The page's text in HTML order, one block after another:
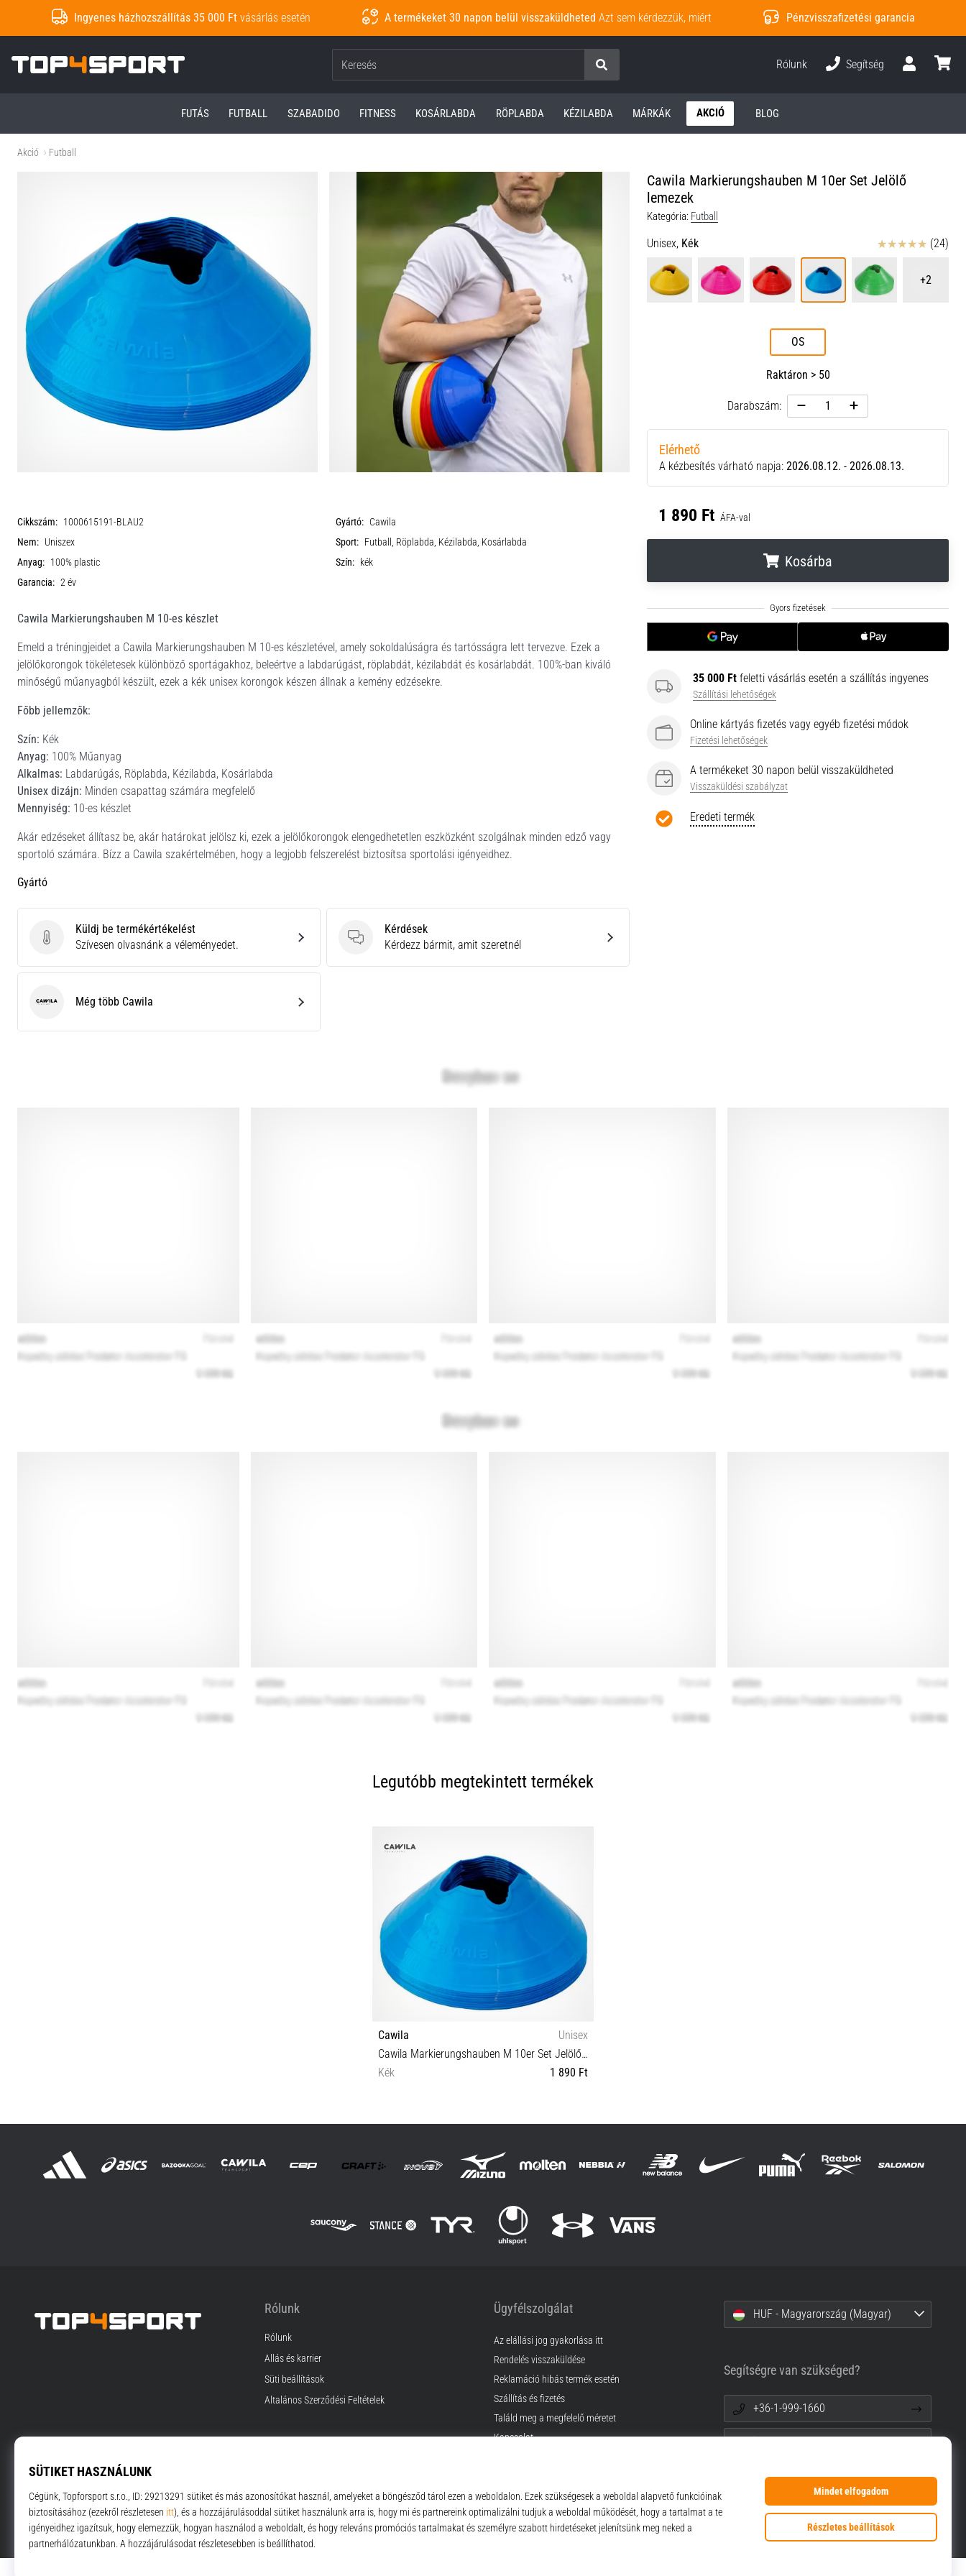
Ingyenes házhozszállítás 35 000 Ft vásárlás esetén A termékeket 30 napon belül visszaküldheted Azt sem kérdezzük, miért Pénzvisszafizetési garancia
Top4Sport.hu
Keresés
Rólunk
Segítség
FUTÁS FUTBALL SZABADIDO FITNESS KOSÁRLABDA RÖPLABDA KÉZILABDA MÁRKÁK AKCIÓ BLOG
Akció Futball
Cawila Markierungshauben M 10er Set Jelölő
lemezek
Kategória: Futball
Unisex, Kék Értékelés (24)
+2
OS
Raktáron > 50
Darabszám:
Elérhető
A kézbesítés várható napja: 2026.08.12. - 2026.08.13.
1 890 Ft ÁFA-val
Kosárba
..
35 000 Ft feletti vásárlás esetén a szállítás ingyenes
Szállítási lehetőségek
Online kártyás fizetés vagy egyéb fizetési módok
Fizetési lehetőségek
A termékeket 30 napon belül visszaküldheted
Visszaküldési szabályzat
Eredeti termék
Cikkszám: 1000615191-BLAU2 Gyártó: Cawila
Nem: Uniszex Sport: Futball, Röplabda, Kézilabda, Kosárlabda
Anyag: 100% plastic Szín: kék
Garancia: 2 év
Cawila Markierungshauben M 10-es készlet
Emeld a tréningjeidet a Cawila Markierungshauben M 10-es készletével, amely sokoldalúságra és tartósságra lett tervezve. Ezek a
jelölőkorongok tökéletesek különböző sportágakhoz, beleértve a labdarúgást, röplabdát, kézilabdát és kosárlabdát. 100%-ban kiváló
minőségű műanyagból készült, ezek a kék unisex korongok készen állnak a kemény edzésekre.
Főbb jellemzők:
Szín: Kék
Anyag: 100% Műanyag
Alkalmas: Labdarúgás, Röplabda, Kézilabda, Kosárlabda
Unisex dizájn: Minden csapattag számára megfelelő
Mennyiség: 10-es készlet
Akár edzéseket állítasz be, akár határokat jelölsz ki, ezek a jelölőkorongok elengedhetetlen eszközként szolgálnak minden edző vagy
sportoló számára. Bízz a Cawila szakértelmében, hogy a legjobb felszerelést biztosítsa sportolási igényeidhez.
Gyártó
Küldj be termékértékelést
Küldj be termékértékelést
Szívesen olvasnánk a véleményedet.
Kérdések
Kérdések
Kérdezz bármit, amit szeretnél
Cawila Még több Cawila
Legutóbb megtekintett termékek
Cawila
Unisex
Cawila Markierungshauben M 10er Set Jelölő lemezek
Kék
1 890 Ft
OS
Rólunk
Rólunk
Állás és karrier
Süti beállítások
Általános Szerződési Feltételek
Ügyfélszolgálat
Az elállási jog gyakorlása itt
Rendelés visszaküldése
Reklamáció hibás termék esetén
Szállítás és fizetés
Találd meg a megfelelő méretet
Kapcsolat
HUF - Magyarország (Magyar)
Segítségre van szükséged?
+36-1-999-1660